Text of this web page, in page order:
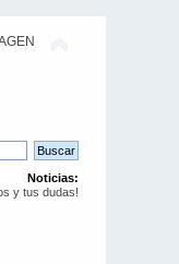
Noticias:
y tus dudas!